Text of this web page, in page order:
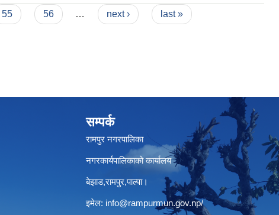
55 56 … next › last »
सम्पर्क
रामपुर नगरपालिका
नगरकार्यपालिकाको कार्यालय
बेझाड,रामपुर,पाल्पा।
इमेल: info@rampurmun.gov.np/